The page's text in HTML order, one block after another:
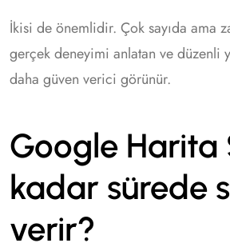
İkisi de önemlidir. Çok sayıda ama
gerçek deneyimi anlatan ve düzenli
daha güven verici görünür.
Google Harita
kadar sürede
verir?